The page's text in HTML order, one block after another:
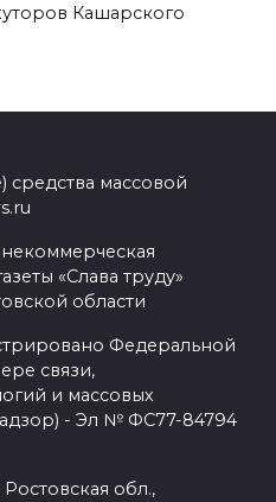
Кашарского
средства массовой
«Слава труду»
области
Федеральной
связи,
и массовых
- Эл № ФС77-84794
обл.,